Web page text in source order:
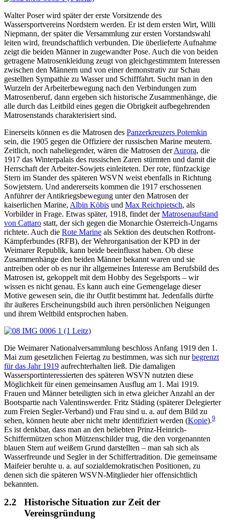
Walter Poser wird später der erste Vorsitzende des
Wassersportvereins Nordstern werden. Er ist dem ersten Wirt, Willi
Niepmann, der später die Versammlung zur ersten Vorstandswahl
leiten wird, freundschaftlich verbunden. Die überlieferte Aufnahme
zeigt die beiden Männer in zugewandter Pose. Auch die von beiden
getragene Matrosenkleidung zeugt von gleichgestimmtem Interessen
zwischen den Männern und von einer demonstrativ zur Schau
gestellten Sympathie zu Wasser und Schifffahrt. Sucht man in den
Wurzeln der Arbeiterbewegung nach den Verbindungen zum
Matrosenberuf, dann ergeben sich historische Zusammenhänge, die
alle durch das Leitbild eines gegen die Obrigkeit aufbegehrenden
Matrosenstands charakterisiert sind.
Einerseits können es die Matrosen des Panzerkreuzers Potemkin
sein, die 1905 gegen die Offiziere der russischen Marine meutern.
Zeitlich, noch naheliegender, wären die Matrosen derAurora, die
1917 das Winterpalais des russischen Zaren stürmten und damit die
Herrschaft der Arbeiter-Sowjets einleiteten. Der rote, fünfzackige
Stern im Stander des späteren WSVN weist ebenfalls in Richtung
Sowjetstern. Und andererseits kommen die 1917 erschossenen
Anführer der Antikriegsbewegung unter den Matrosen der
kaiserlichen Marine, Albin Köbis und Max Reichpietsch, als
Vorbilder in Frage. Etwas später, 1918, findet derMatrosenaufstand
von Cattaro statt, der sich gegen die Monarchie Österreich-Ungarns
richtete. Auch die Rote Marine als Sektion des deutschen Rotfront-
Kämpferbundes (RFB), der Wehrorganisation der KPD in der
Weimarer Republik, kann beide beeinflusst haben. Ob diese
Zusammenhänge den beiden Männer bekannt waren und sie
antreiben oder ob es nur ihr allgemeines Interesse am Berufsbild des
Matrosen ist, gekoppelt mit dem Hobby des Segelsports – wir
wissen es nicht genau. Es kann auch eine Gemengelage dieser
Motive gewesen sein, die ihr Outfit bestimmt hat. Jedenfalls dürfte
ihr äußeres Erscheinungsbild auch ihren persönlichen Neigungen
und ihrem Weltbild entsprochen haben.
Die Weimarer Nationalversammlung beschloss Anfang 1919 den 1.
Mai zum gesetzlichen Feiertag zu bestimmen, was sich nurbegrenzt
für das Jahr 1919 aufrechterhalten ließ. Die damaligen
Wassersportinteressierten des späteren WSVN nutzten diese
Möglichkeit für einen gemeinsamen Ausflug am 1. Mai 1919.
Frauen und Männer beteiligten sich in etwa gleicher Anzahl an der
Bootspartie nach Valentinswerder. Fritz Städing (späterer Delegierter
zum Freien Segler-Verband) und Frau sind u. a. auf dem Bild zu
sehen, können heute aber nicht mehr identifiziert werden (Kopie).9
Es ist denkbar, dass man an den beliebten Prinz-Heinrich-
Schiffermützen schon Mützenschilder trug, die den vorgenannten
blauen Stern auf weißem Grund darstellten – man sah sich als
Wasserfreunde und Segler in der Schiffertradition. Die gemeinsame
Maifeier beruhte u. a. auf sozialdemokratischen Positionen, zu
denen sich die späteren WSVN-Mitglieder hier offensichtlich
bekannten.
2.2
Historische Situation zur Zeit der
Vereinsgründung